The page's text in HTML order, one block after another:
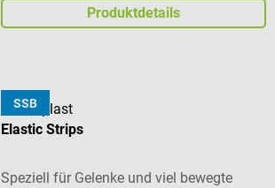
Produktdetails
SSB
Hansaplast
Elastic Strips
Speziell für Gelenke und viel bewegte